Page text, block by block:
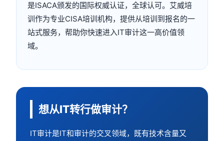
是ISACA颁发的国际权威认证，全球认可。艾威培
训作为专业CISA培训机构，提供从培训到报名的一
站式服务，帮助你快速进入IT审计这一高价值领
域。
想从IT转行做审计？
IT审计是IT和审计的交叉领域，既有技术含量又